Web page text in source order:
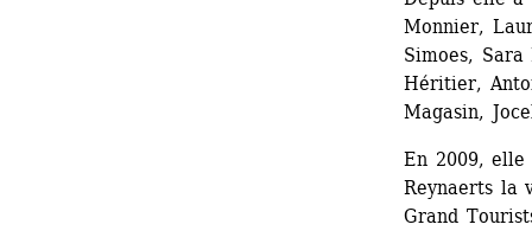
Monnier,
Simoes,
Héritier,
Magasin,
En 2009, elle
Reynaerts la
Grand